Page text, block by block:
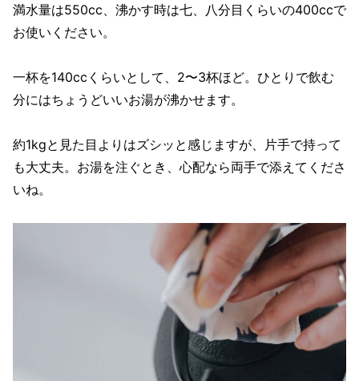
満水量は550cc、沸かす時は七、八分目くらいの400ccで
お使いください。
一杯を140ccくらいとして、2〜3杯ほど。ひとりで飲む
分にはちょうどいいお湯が沸かせます。
約1kgと見た目よりはズシッと感じますが、片手で持って
も大丈夫。お湯を注ぐとき、心配なら両手で添えてくださ
いね。